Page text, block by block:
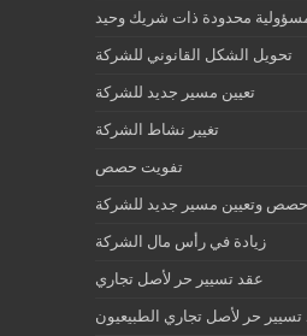
محدودة ذات شريك وحيد
تحويل الشكل القانوني للشركة
تعيين مسير جديد للشركة
تغيير نشاط الشركة
تفويت حصص
وتعيين مسير جديد للشركة
زيادة في رأس مال الشركة
عقد تسيير حر لأصل تجاري
حر لأصل تجاري الطبيعيون